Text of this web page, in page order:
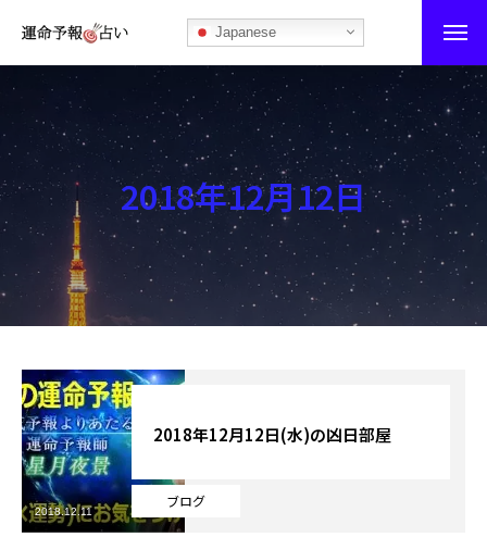
Japanese
運命予報占い
運命予報占いとは
あなたの所属部屋を探そう！
最恐の相性占い
秘伝公開！吉凶カレンダー
記事カテゴリー
ブログ
お知らせ
芸能界
2018年12月12日
ブログ
2018年12月12日(水)の凶日部屋
2018.12.11